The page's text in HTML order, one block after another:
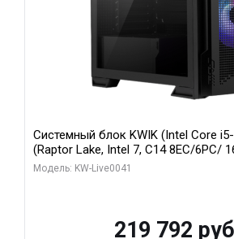
Системный блок KWIK (Intel Core i5-
(Raptor Lake, Intel 7, C14 8EC/6PC/
модуля)/ Palit RTX5080 GAMINGPRO
Модель: KW-Live0041
219 792